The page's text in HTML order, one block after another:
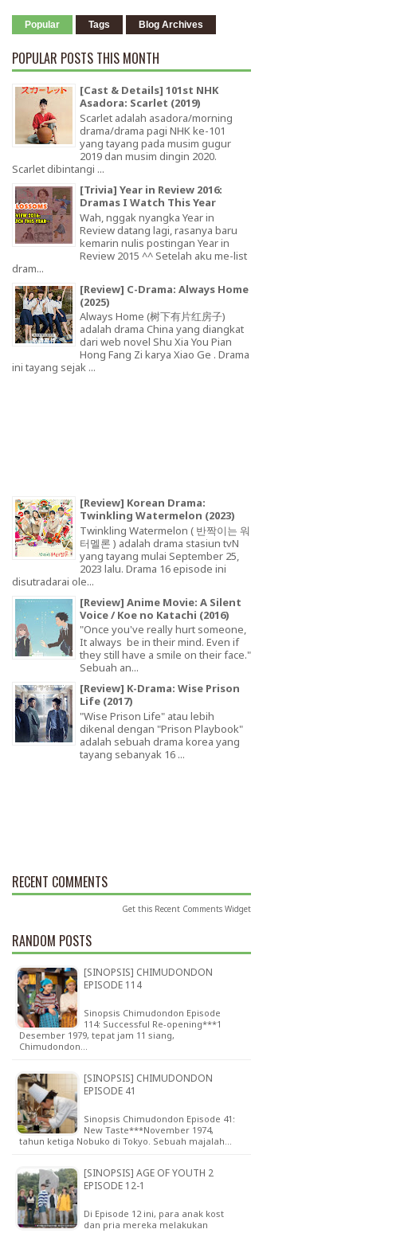
Popular Tags Blog Archives
POPULAR POSTS THIS MONTH
[Cast & Details] 101st NHK
Asadora: Scarlet (2019)
Scarlet adalah asadora/morning
drama/drama pagi NHK ke-101
yang tayang pada musim gugur
2019 dan musim dingin 2020.
Scarlet dibintangi ...
[Trivia] Year in Review 2016:
Dramas I Watch This Year
Wah, nggak nyangka Year in
Review datang lagi, rasanya baru
kemarin nulis postingan Year in
Review 2015 ^^ Setelah aku me-list
dram...
[Review] C-Drama: Always Home
(2025)
Always Home (树下有片红房子)
adalah drama China yang diangkat
dari web novel Shu Xia You Pian
Hong Fang Zi karya Xiao Ge . Drama
ini tayang sejak ...
[Review] Korean Drama:
Twinkling Watermelon (2023)
Twinkling Watermelon ( 반짝이는 워
터멜론 ) adalah drama stasiun tvN
yang tayang mulai September 25,
2023 lalu. Drama 16 episode ini
disutradarai ole...
[Review] Anime Movie: A Silent
Voice / Koe no Katachi (2016)
"Once you've really hurt someone,
It always be in their mind. Even if
they still have a smile on their face."
Sebuah an...
[Review] K-Drama: Wise Prison
Life (2017)
"Wise Prison Life" atau lebih
dikenal dengan "Prison Playbook"
adalah sebuah drama korea yang
tayang sebanyak 16 ...
RECENT COMMENTS
Get this Recent Comments Widget
RANDOM POSTS
[SINOPSIS] CHIMUDONDON
EPISODE 114
Sinopsis Chimudondon Episode
114: Successful Re-opening***1
Desember 1979, tepat jam 11 siang,
Chimudondon…
[SINOPSIS] CHIMUDONDON
EPISODE 41
Sinopsis Chimudondon Episode 41:
New Taste***November 1974,
tahun ketiga Nobuko di Tokyo. Sebuah majalah…
[SINOPSIS] AGE OF YOUTH 2
EPISODE 12-1
Di Episode 12 ini, para anak kost
dan pria mereka melakukan